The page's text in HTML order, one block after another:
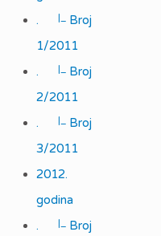
.
|_
Broj
1/2011
.
|_
Broj
2/2011
.
|_
Broj
3/2011
2012.
godina
.
|_
Broj